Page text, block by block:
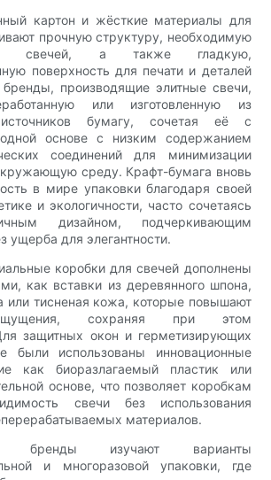
картон и жёсткие материалы для
прочную структуру, необходимую
свечей, а также гладкую,
поверхность для печати и деталей
производящие элитные свечи,
или изготовленную из
источников бумагу, сочетая её с
основе с низким содержанием
соединений для минимизации
среду. Крафт-бумага вновь
в мире упаковки благодаря своей
и экологичности, часто сочетаясь
дизайном, подчеркивающим
ущерба для элегантности.
коробки для свечей дополнены
как вставки из деревянного шпона,
или тисненая кожа, которые повышают
сохраняя при этом
защитных окон и герметизирующих
были использованы инновационные
как биоразлагаемый пластик или
основе, что позволяет коробкам
свечи без использования
материалов.
бренды изучают варианты
и многоразовой упаковки, где